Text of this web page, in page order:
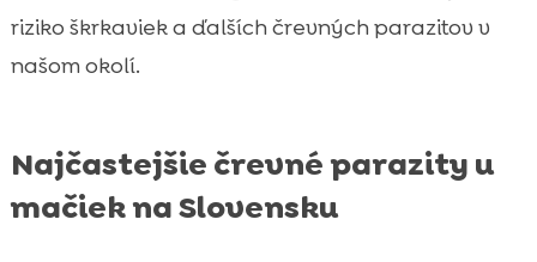
riziko škrkaviek a ďalších črevných parazitov v
našom okolí.
Najčastejšie črevné parazity u
mačiek na Slovensku